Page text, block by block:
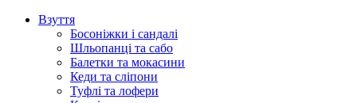
Взуття
Босоніжки і сандалі
Шльопанці та сабо
Балетки та мокасини
Кеди та сліпони
Туфлі та лофери